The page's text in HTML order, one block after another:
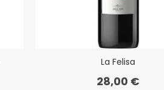
La Felisa
28,00 €